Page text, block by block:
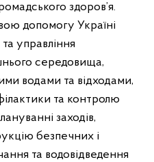
здоров’я.
допомогу Україні
управління
середовища,
водами та відходами,
та контролю
заходів,
безпечних і
та водовідведення